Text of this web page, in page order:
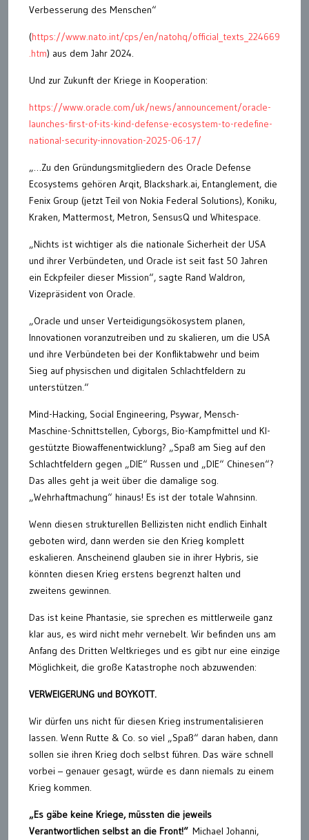
Verbesserung des Menschen“
(https://www.nato.int/cps/en/natohq/official_texts_224669
.htm) aus dem Jahr 2024.
Und zur Zukunft der Kriege in Kooperation:
https://www.oracle.com/uk/news/announcement/oracle-
launches-first-of-its-kind-defense-ecosystem-to-redefine-
national-security-innovation-2025-06-17/
„…Zu den Gründungsmitgliedern des Oracle Defense
Ecosystems gehören Arqit, Blackshark.ai, Entanglement, die
Fenix ​​Group (jetzt Teil von Nokia Federal Solutions), Koniku,
Kraken, Mattermost, Metron, SensusQ und Whitespace.
„Nichts ist wichtiger als die nationale Sicherheit der USA
und ihrer Verbündeten, und Oracle ist seit fast 50 Jahren
ein Eckpfeiler dieser Mission“, sagte Rand Waldron,
Vizepräsident von Oracle.
„Oracle und unser Verteidigungsökosystem planen,
Innovationen voranzutreiben und zu skalieren, um die USA
und ihre Verbündeten bei der Konfliktabwehr und beim
Sieg auf physischen und digitalen Schlachtfeldern zu
unterstützen.“
Mind-Hacking, Social Engineering, Psywar, Mensch-
Maschine-Schnittstellen, Cyborgs, Bio-Kampfmittel und KI-
gestützte Biowaffenentwicklung? „Spaß am Sieg auf den
Schlachtfeldern gegen „DIE“ Russen und „DIE“ Chinesen“?
Das alles geht ja weit über die damalige sog.
„Wehrhaftmachung“ hinaus! Es ist der totale Wahnsinn.
Wenn diesen strukturellen Bellizisten nicht endlich Einhalt
geboten wird, dann werden sie den Krieg komplett
eskalieren. Anscheinend glauben sie in ihrer Hybris, sie
könnten diesen Krieg erstens begrenzt halten und
zweitens gewinnen.
Das ist keine Phantasie, sie sprechen es mittlerweile ganz
klar aus, es wird nicht mehr vernebelt. Wir befinden uns am
Anfang des Dritten Weltkrieges und es gibt nur eine einzige
Möglichkeit, die große Katastrophe noch abzuwenden:
VERWEIGERUNG und BOYKOTT.
Wir dürfen uns nicht für diesen Krieg instrumentalisieren
lassen. Wenn Rutte & Co. so viel „Spaß“ daran haben, dann
sollen sie ihren Krieg doch selbst führen. Das wäre schnell
vorbei – genauer gesagt, würde es dann niemals zu einem
Krieg kommen.
„Es gäbe keine Kriege, müssten die jeweils
Verantwortlichen selbst an die Front!“ Michael Johanni,